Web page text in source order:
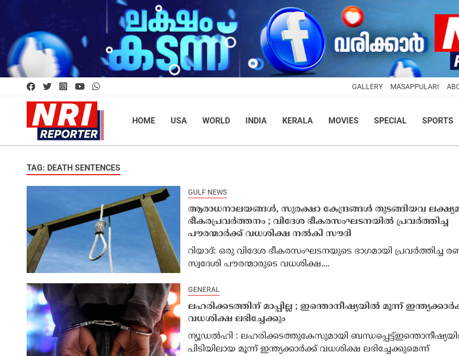
GALLERY MASAPPULARI
HOME USA WORLD INDIA KERALA MOVIES SPECIAL SPORTS
TAG: DEATH SENTENCES
GULF NEWS
ആരാധനാലയങ്ങള്‍, സുരക്ഷാ കേന്ദ്രങ്ങള്‍ തുടങ്ങിയവ
ഭീകരപ്രവര്‍ത്തനം ; വിദേശ ഭീകരസംഘടനയില്‍ പ്രവര്‍ത്തിച്ച
പൗരന്മാര്‍ക്ക് വധശിക്ഷ നല്‍കി സൗദി
റിയാദ്: ഒരു വിദേശ ഭീകരസംഘടനയുടെ ഭാഗമായി പ്രവര്‍ത്തിച്ച
സ്വദേശി പൗരന്മാരുടെ വധശിക്ഷ....
GENERAL
ലഹരിക്കടത്തിന് മാപ്പില്ല ; ഇന്തൊനീഷ്യയില്‍ മൂന്ന്
വധശിക്ഷ ലഭിച്ചേക്കും
ന്യൂഡല്‍ഹി : ലഹരിക്കടത്തുകേസുമായി
പിടിയിലായ മൂന്ന് ഇന്ത്യക്കാര്‍ക്ക് വധശിക്ഷ ലഭിച്ചേക്കുമെന്ന്
‘നമ്മൾ ജെഡിയെ ജയിപ്പിക്കണം’;
2028-ലെ പ്രസിഡൻ്റ് സ്ഥാനാർത്ഥിയായി
ജെഡി വാൻസിനെ പിന്തുണച്ച് ട്രംപ്
മാഗ ഫണ്ടിന് 10 ലക്ഷം ഡോളർ
നൽകി, നികുതി തട്ടിപ്പ് കേസിൽ ട്രംപ്
ഭരണകൂടത്തിൽ നിന്ന് മാപ്പ് തേടുന്ന
ഇന്ത്യൻ വംശജനായ ഡോക്ടർ
കൂടിക്കാഴ്ചയിൽ ജെ.ഡി.